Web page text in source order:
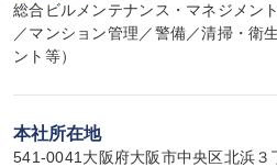
総合ビルメンテナンス・マネジメン
／マンション管理／警備／清掃・衛
ント等）
本社所在地
541-0041大阪府大阪市中央区北浜３